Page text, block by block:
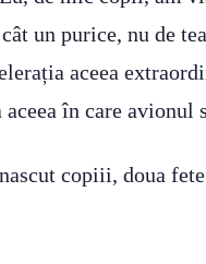
un purice, nu de
aceea
în care avionul
copiii, doua